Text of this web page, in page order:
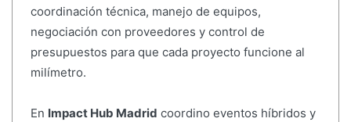
coordinación técnica, manejo de equipos,
negociación con proveedores y control de
presupuestos para que cada proyecto funcione al
milímetro.
En Impact Hub Madrid coordino eventos híbridos y